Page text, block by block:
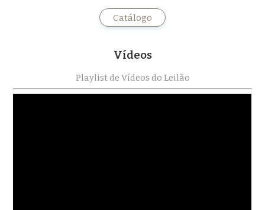
Catálogo
Vídeos
Playlist de Vídeos do Leilão